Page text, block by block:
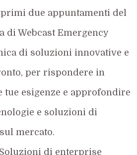
primi due appuntamenti del
diWebcastEmergency
di soluzioni innovative e
perrispondere in
tue esigenze e approfondire
e soluzioni di
mercato.
di enterprise